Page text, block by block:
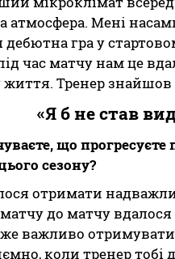
Мені
гра у
час матчу нам це
Тренер
«Я б не став
що
сезону?
отримати
до матчу
важливо
коли тренер тобі